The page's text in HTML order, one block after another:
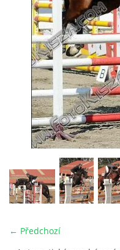
VIDEA
ODKAZY
NOVÝ PŘEKÁŽKOVÝ
CENÍK SLUŽEB
PŘISPĚVEK ČUS KARVINA
MORAVSKOSLEZSKÉM
NÁHRADNÍ TERMÍN
NEDOSTAVILI NA
← Předchozí